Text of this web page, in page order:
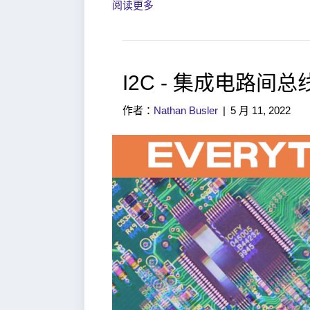
阅读更多
I2C - 集成电路间总
作者： Nathan Busler | 5 月 11, 2022